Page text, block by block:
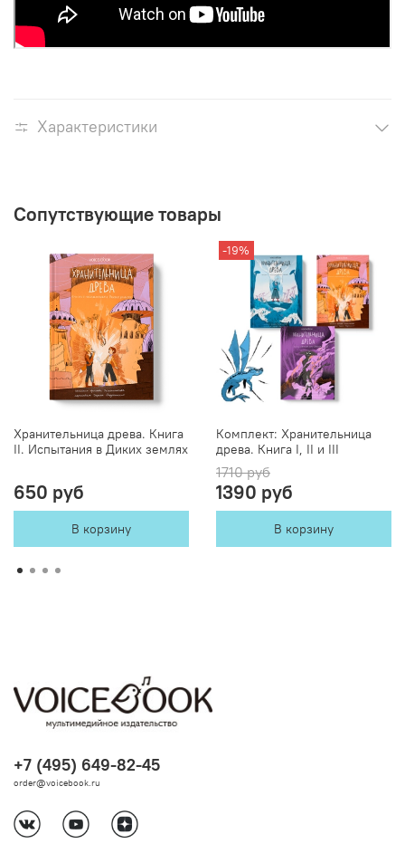
Характеристики
Сопутствующие товары
Хранительница древа. Книга
II. Испытания в Диких землях
650 руб
В корзину
-19%
Комплект: Хранительница
древа. Книга I, II и III
1710 руб
1390 руб
В корзину
+7 (495) 649-82-45
order@voicebook.ru